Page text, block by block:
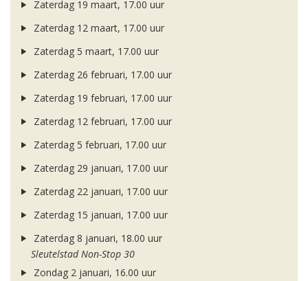
Zaterdag 19 maart, 17.00 uur
Zaterdag 12 maart, 17.00 uur
Zaterdag 5 maart, 17.00 uur
Zaterdag 26 februari, 17.00 uur
Zaterdag 19 februari, 17.00 uur
Zaterdag 12 februari, 17.00 uur
Zaterdag 5 februari, 17.00 uur
Zaterdag 29 januari, 17.00 uur
Zaterdag 22 januari, 17.00 uur
Zaterdag 15 januari, 17.00 uur
Zaterdag 8 januari, 18.00 uur
Sleutelstad Non-Stop 30
Zondag 2 januari, 16.00 uur